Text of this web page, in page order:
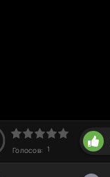
Голосов: 1